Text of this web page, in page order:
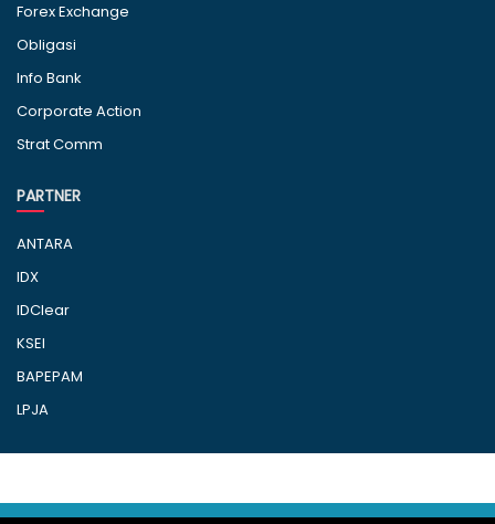
Forex Exchange
Obligasi
Info Bank
Corporate Action
Strat Comm
PARTNER
ANTARA
IDX
IDClear
KSEI
BAPEPAM
LPJA